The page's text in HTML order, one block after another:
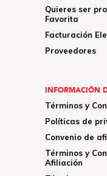
Quieres ser
Favorita
Facturación
Proveedores
INFORMACIÓN
Términos y
Políticas de
Convenio de
Términos y
Afiliación